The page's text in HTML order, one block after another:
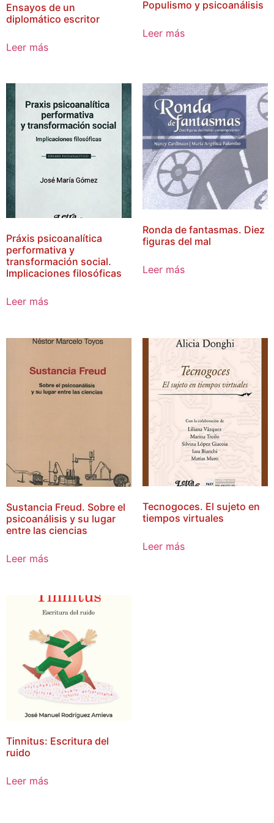
Ensayos de un
diplomático escritor
Leer más
Populismo y psicoanálisis
Leer más
Práxis psicoanalítica
performativa y
transformación social.
Implicaciones filosóficas
Leer más
Ronda de fantasmas. Diez
figuras del mal
Leer más
Sustancia Freud. Sobre el
psicoanálisis y su lugar
entre las ciencias
Leer más
Tecnogoces. El sujeto en
tiempos virtuales
Leer más
Tinnitus: Escritura del
ruido
Leer más